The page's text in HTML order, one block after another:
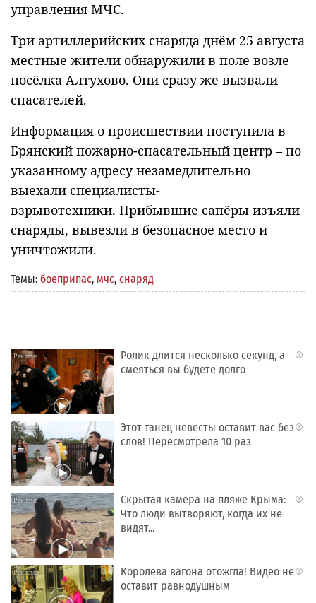
управления МЧС.
Три артиллерийских снаряда днём 25 августа
местные жители обнаружили в поле возле
посёлка Алтухово. Они сразу же вызвали
спасателей.
Информация о происшествии поступила в
Брянский пожарно-спасательный центр – по
указанному адресу незамедлительно
выехали специалисты-
взрывотехники. Прибывшие сапёры изъяли
снаряды, вывезли в безопасное место и
уничтожили.
Темы: боеприпас, мчс, снаряд
i
Ролик длится несколько секунд, а
смеяться вы будете долго
i
Этот танец невесты оставит вас без
слов! Пересмотрела 10 раз
i
Скрытая камера на пляже Крыма:
Что люди вытворяют, когда их не
видят...
i
Королева вагона отожгла! Видео не
оставит равнодушным